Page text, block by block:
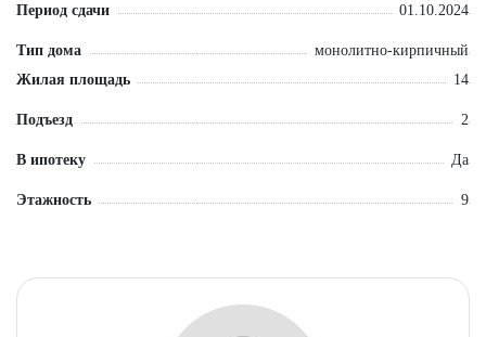
Период сдачи 01.10.2024
Тип дома
монолитно-кирпичный
Жилая площадь
14
Подъезд 2
В ипотеку Да
Этажность 9